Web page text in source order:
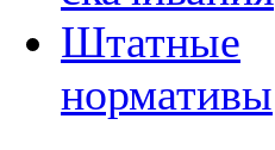
Штатные
нормативы